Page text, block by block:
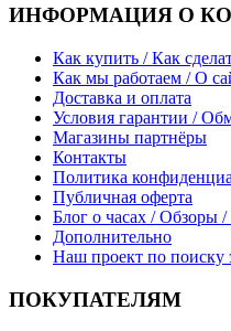
ИНФОРМАЦИЯ О
Как купить / Как
Как мы работаем / О
Доставка и оплата
Условия гарантии /
Магазины партнёры
Контакты
Политика
Публичная оферта
Блог о часах / Обзоры
Дополнительно
Наш проект по поиску
ПОКУПАТЕЛЯМ